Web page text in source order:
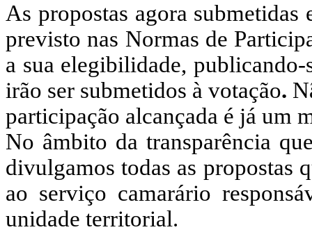
As propostas agora submetidas
previsto nas Normas de
a sua elegibilidade,
irão ser submetidos à votação.
participação alcançada é já um
No âmbito da transparência
divulgamos todas as propostas
ao serviço camarário
unidade territorial.